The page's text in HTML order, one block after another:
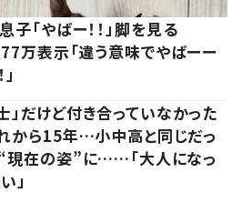
「やばー！！」脚を見る
万表示「違う意味でやばーー
」だけど付き合っていなかった
から15年…小中高と同じだっ
現在の姿”に……「大人になっ
」